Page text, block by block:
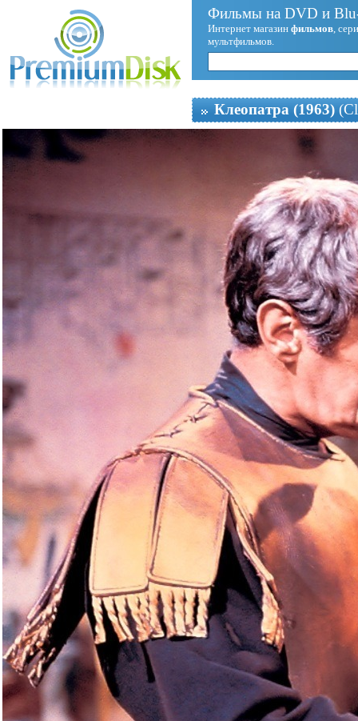
Фильмы на DVD и
Интернет магазин фильмов,
мультфильмов.
Клеопатра (1963)